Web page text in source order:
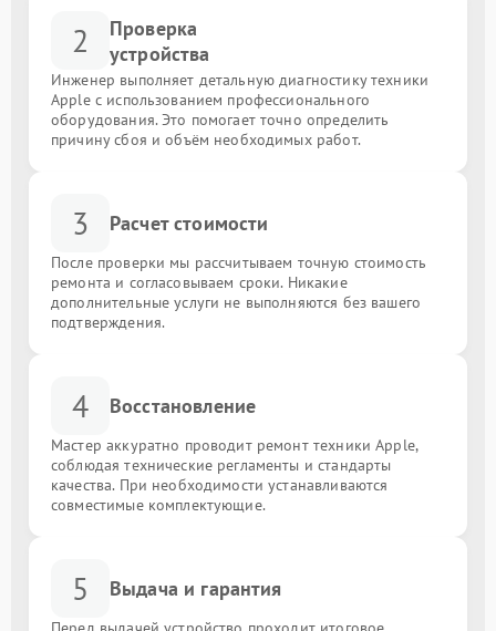
2
Проверка
устройства
Инженер выполняет детальную диагностику техники
Apple с использованием профессионального
оборудования. Это помогает точно определить
причину сбоя и объём необходимых работ.
3 Расчет стоимости
После проверки мы рассчитываем точную стоимость
ремонта и согласовываем сроки. Никакие
дополнительные услуги не выполняются без вашего
подтверждения.
4 Восстановление
Мастер аккуратно проводит ремонт техники Apple,
соблюдая технические регламенты и стандарты
качества. При необходимости устанавливаются
совместимые комплектующие.
5 Выдача и гарантия